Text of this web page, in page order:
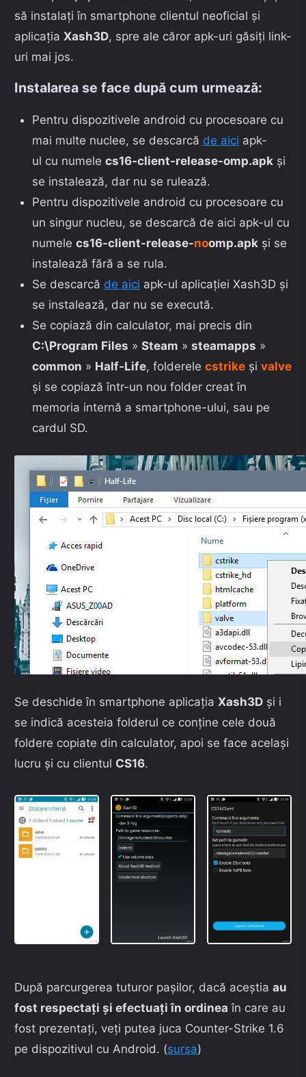
să instalați în smartphone clientul neoficial și
aplicația Xash3D, spre ale căror apk-uri găsiți link-
uri mai jos.
Instalarea se face după cum urmează:
Pentru dispozitivele android cu procesoare cu
mai multe nuclee, se descarcă de aici apk-
ul cu numele cs16-client-release-omp.apk și
se instalează, dar nu se rulează.
Pentru dispozitivele android cu procesoare cu
un singur nucleu, se descarcă de aici apk-ul cu
numele cs16-client-release-noomp.apk și se
instalează fără a se rula.
Se descarcă de aici apk-ul aplicației Xash3D și
se instalează, dar nu se execută.
Se copiază din calculator, mai precis din
C:\Program Files » Steam » steamapps »
common » Half-Life, folderele cstrike și valve
și se copiază într-un nou folder creat în
memoria internă a smartphone-ului, sau pe
cardul SD.
Se deschide în smartphone aplicația Xash3D și i
se indică acesteia folderul ce conține cele două
foldere copiate din calculator, apoi se face același
lucru și cu clientul CS16.
După parcurgerea tuturor pașilor, dacă aceștia au
fost respectați și efectuați în ordinea în care au
fost prezentați, veți putea juca Counter-Strike 1.6
pe dispozitivul cu Android. (sursa)